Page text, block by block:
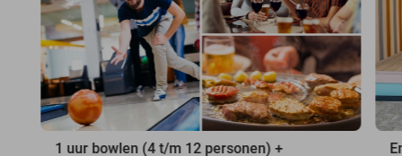
1 uur bowlen (4 t/m 12 personen) +